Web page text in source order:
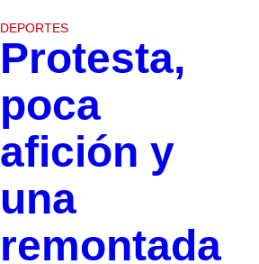
DEPORTES
Protesta,
poca
afición y
una
remontada